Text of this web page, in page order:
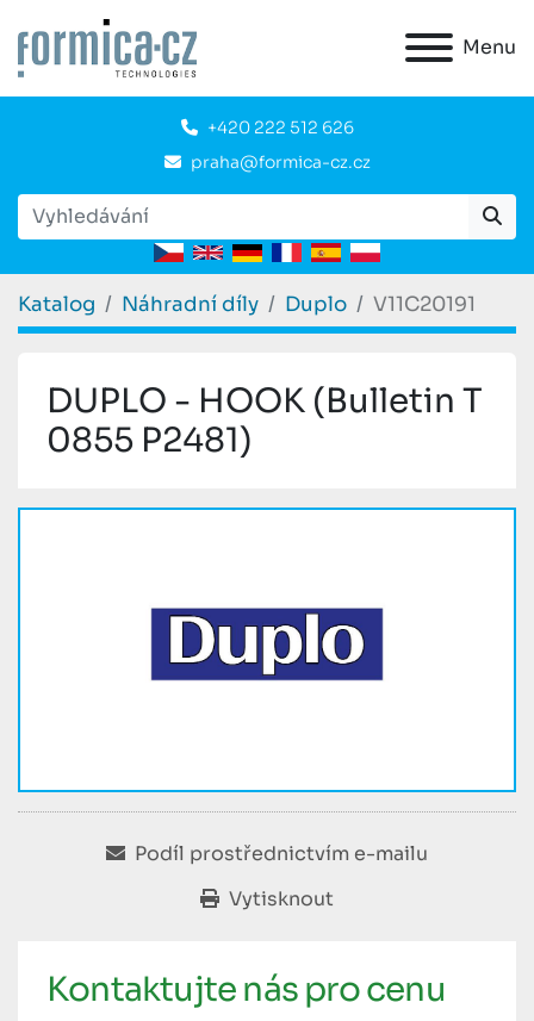
Menu
+420 222 512 626
praha@formica-cz.cz
Katalog Náhradní díly Duplo V11C20191
DUPLO - HOOK (Bulletin T
0855 P2481)
Podíl prostřednictvím e-mailu
Vytisknout
Kontaktujte nás pro cenu